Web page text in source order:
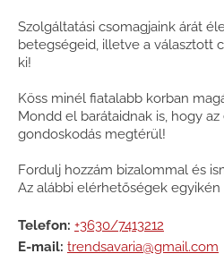
Szolgáltatási csomagjaink árát
betegségeid, illetve a választott
ki!
Köss minél fiatalabb korban
Mondd el barátaidnak is, hogy
gondoskodás megtérül!
Fordulj hozzám bizalommal és
Az alábbi elérhetőségek egyikén
Telefon: +3630/7413212
E-mail: trendsavaria@gmail.com